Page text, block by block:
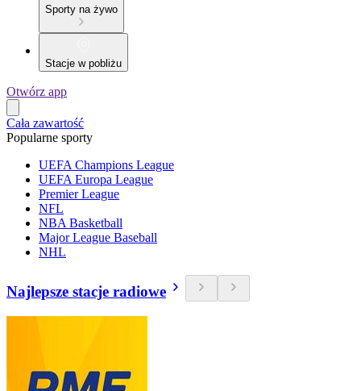
Sporty na żywo
Stacje w pobliżu
Otwórz app
Cała zawartość
Popularne sporty
UEFA Champions League
UEFA Europa League
Premier League
NFL
NBA Basketball
Major League Baseball
NHL
Najlepsze stacje radiowe